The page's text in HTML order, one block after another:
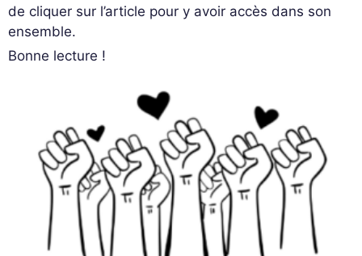
de cliquer sur l’article pour y avoir accès dans son
ensemble.
Bonne lecture !